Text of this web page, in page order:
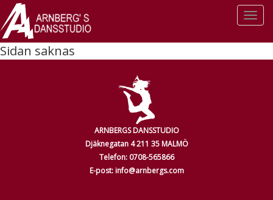
Sidan saknas
ARNBERGS DANSSTUDIO
Djäknegatan 4 211 35 MALMÖ
Telefon: 0708-565866
E-post: info@arnbergs.com